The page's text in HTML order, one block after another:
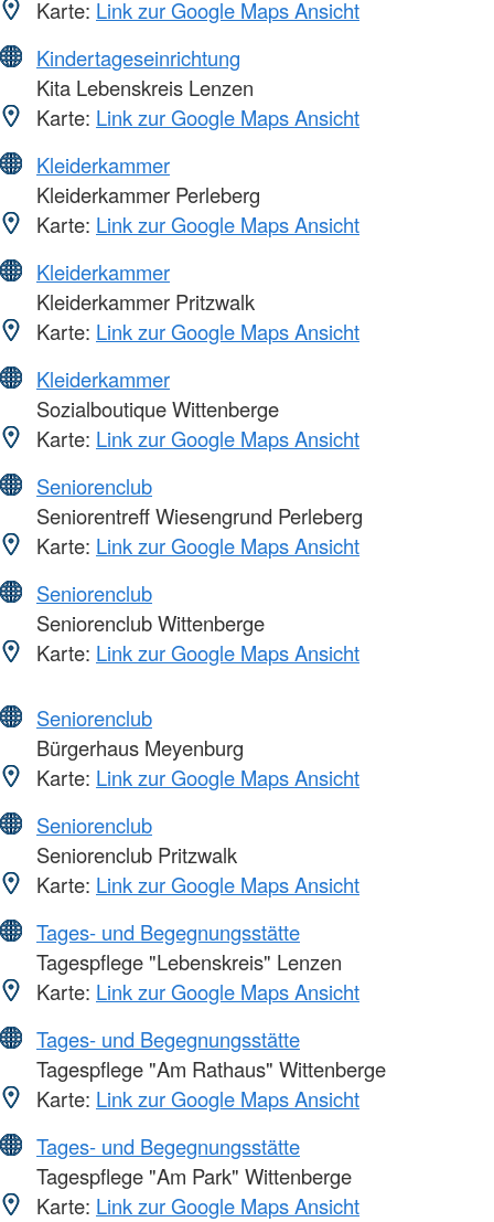
Karte: Link zur Google Maps Ansicht
Kindertageseinrichtung
Kita Lebenskreis Lenzen
Karte: Link zur Google Maps Ansicht
Kleiderkammer
Kleiderkammer Perleberg
Karte: Link zur Google Maps Ansicht
Kleiderkammer
Kleiderkammer Pritzwalk
Karte: Link zur Google Maps Ansicht
Kleiderkammer
Sozialboutique Wittenberge
Karte: Link zur Google Maps Ansicht
Seniorenclub
Seniorentreff Wiesengrund Perleberg
Karte: Link zur Google Maps Ansicht
Seniorenclub
Seniorenclub Wittenberge
Karte: Link zur Google Maps Ansicht
Seniorenclub
Bürgerhaus Meyenburg
Karte: Link zur Google Maps Ansicht
Seniorenclub
Seniorenclub Pritzwalk
Karte: Link zur Google Maps Ansicht
Tages- und Begegnungsstätte
Tagespflege "Lebenskreis" Lenzen
Karte: Link zur Google Maps Ansicht
Tages- und Begegnungsstätte
Tagespflege "Am Rathaus" Wittenberge
Karte: Link zur Google Maps Ansicht
Tages- und Begegnungsstätte
Tagespflege "Am Park" Wittenberge
Karte: Link zur Google Maps Ansicht